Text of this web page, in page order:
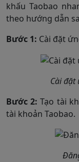
khấu Taobao
theo hướng dẫn
Bước 1: Cài đặt
Cài đặt
Bước 2: Tạo tài
tài khoản Taobao.